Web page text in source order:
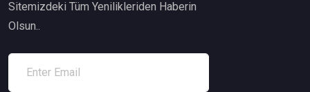
Sitemizdeki Tüm Yenilikleriden Haberin
Olsun..